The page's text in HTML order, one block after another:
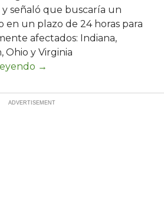
señaló que buscaría un
un plazo de 24 horas para
afectados: Indiana,
Ohio y Virginia